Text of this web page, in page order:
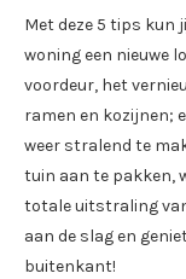
Met deze 5 tips kun
woning een nieuwe
voordeur, het
ramen en kozijnen;
weer stralend te
tuin aan te pakken,
totale uitstraling
aan de slag en
buitenkant!